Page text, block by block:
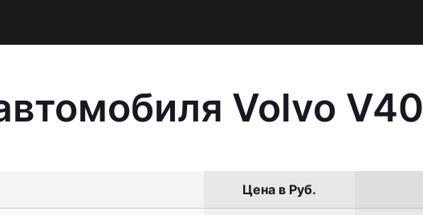
Volvo V40
Цена в Руб.